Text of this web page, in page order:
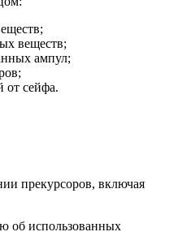
веществ;
ампул;
от сейфа.
прекурсоров, включая
об использованных